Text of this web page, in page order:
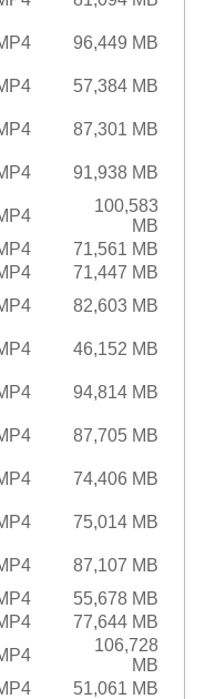
96,449 MB
57,384 MB
87,301 MB
91,938 MB
100,583
MB
71,561 MB
71,447 MB
82,603 MB
46,152 MB
94,814 MB
87,705 MB
74,406 MB
75,014 MB
87,107 MB
55,678 MB
77,644 MB
106,728
MB
51,061 MB